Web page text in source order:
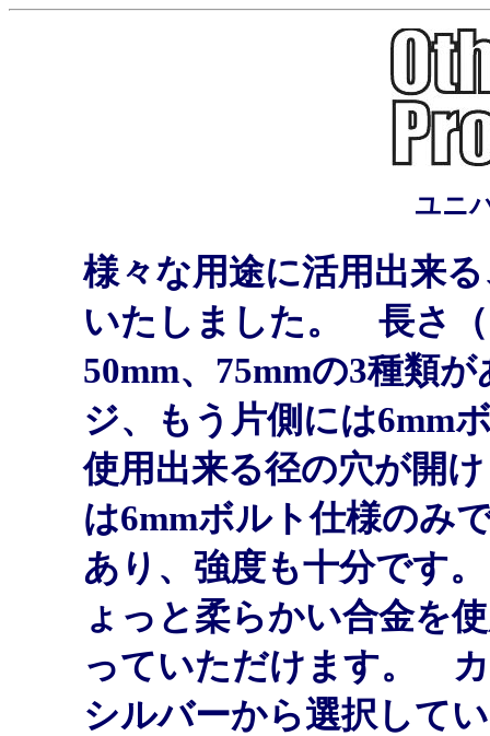
ユニ
様々な用途に活用出来
いたしました。 長さ（
50mm、75mmの3種類
ジ、もう片側には6mm
使用出来る径の穴が開
は6mmボルト仕様のみ
あり、強度も十分です
ょっと柔らかい合金を
っていただけます。
シルバーから選択して